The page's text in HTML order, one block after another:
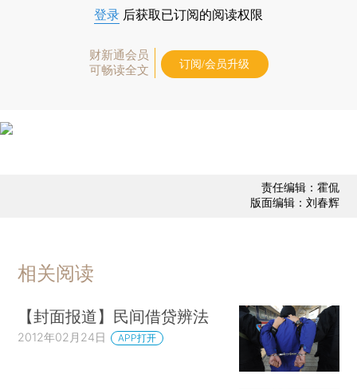
登录 后获取已订阅的阅读权限
财新通会员
可畅读全文
订阅/会员升级
责任编辑：霍侃
版面编辑：刘春辉
相关阅读
【封面报道】民间借贷辨法
2012年02月24日 APP打开